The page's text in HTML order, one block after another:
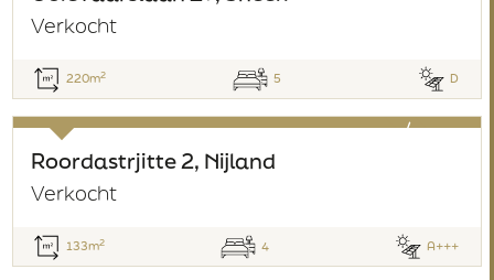
Verkocht
220m2 5 D
verkocht
Roordastrjitte 2, Nijland
Verkocht
133m2 4 A+++